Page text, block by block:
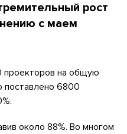
рост
с маем
проекторов на общую
поставлено 6800
около 88%. Во многом